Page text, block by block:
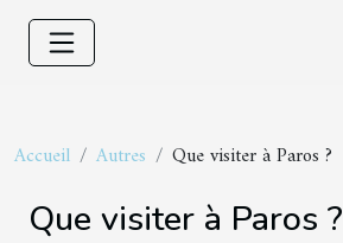
Accueil Autres Que visiter à Paros ?
Que visiter à Paros ?